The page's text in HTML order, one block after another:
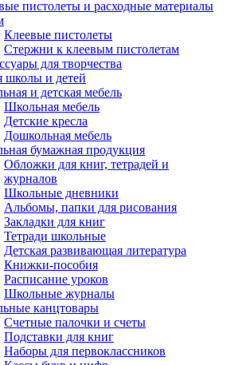
пистолеты и расходные материалы
Клеевые пистолеты
Стержни к клеевым пистолетам
для творчества
школы и детей
и детская мебель
Школьная мебель
Детские кресла
Дошкольная мебель
бумажная продукция
Обложки для книг, тетрадей и
журналов
Школьные дневники
Альбомы, папки для рисования
Закладки для книг
Тетради школьные
Детская развивающая литература
Книжки-пособия
Расписание уроков
Школьные журналы
канцтовары
Счетные палочки и счеты
Подставки для книг
Наборы для первоклассников